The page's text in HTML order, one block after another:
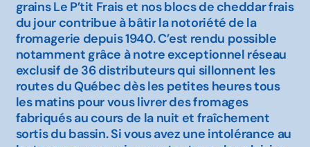
grains Le P’tit Frais et nos blocs de cheddar frais
du jour contribue à bâtir la notoriété de la
fromagerie depuis 1940. C’est rendu possible
notamment grâce à notre exceptionnel réseau
exclusif de 36 distributeurs qui sillonnent les
routes du Québec dès les petites heures tous
les matins pour vous livrer des fromages
fabriqués au cours de la nuit et fraîchement
sortis du bassin. Si vous avez une intolérance au